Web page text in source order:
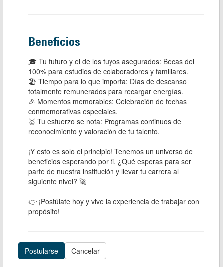
Beneficios
🎓 Tu futuro y el de los tuyos asegurados: Becas del
100% para estudios de colaboradores y familiares.
🏖️ Tiempo para lo que importa: Días de descanso
totalmente remunerados para recargar energías.
🎉 Momentos memorables: Celebración de fechas
conmemorativas especiales.
🥇 Tu esfuerzo se nota: Programas continuos de
reconocimiento y valoración de tu talento.
¡Y esto es solo el principio! Tenemos un universo de
beneficios esperando por ti. ¿Qué esperas para ser
parte de nuestra institución y llevar tu carrera al
siguiente nivel? 🚀
👉 ¡Postúlate hoy y vive la experiencia de trabajar con
propósito!
Postularse Cancelar